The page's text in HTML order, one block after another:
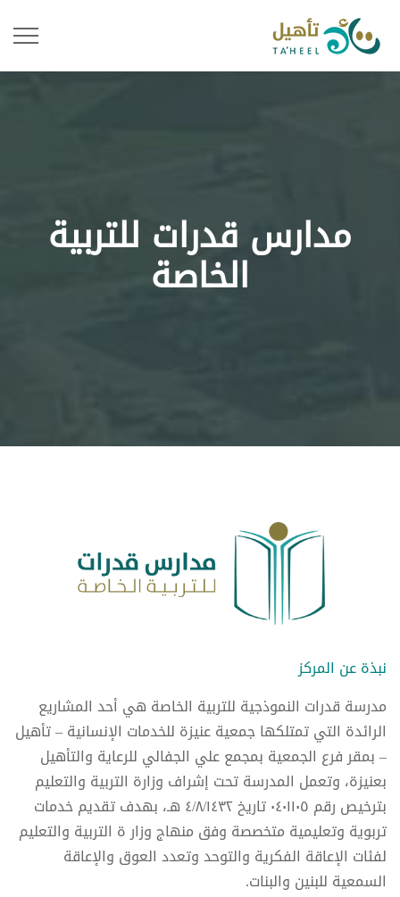
مدارس قدرات للتربية
الخاصة
نبذة عن المركز
مدرسة قدرات النموذجية للتربية الخاصة هي أحد المشاريع
الرائدة التي تمتلكها جمعية عنيزة للخدمات الإنسانية – تأهيل
– بمقر فرع الجمعية بمجمع علي الجفالي للرعاية والتأهيل
بعنيزة، وتعمل المدرسة تحت إشراف وزارة التربية والتعليم
بترخيص رقم ٠٤٠١١٠٥ تاريخ ٤/٨/١٤٣٢ هـ، بهدف تقديم خدمات
تربوية وتعليمية متخصصة وفق منهاج وزار ة التربية والتعليم
لفئات الإعاقة الفكرية والتوحد وتعدد العوق والإعاقة
السمعية للبنين والبنات.